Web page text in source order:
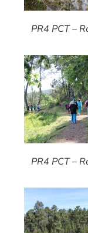
PR4 PCT –
PR4 PCT –